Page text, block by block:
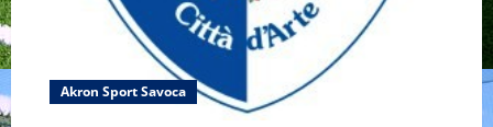
Akron Sport Savoca